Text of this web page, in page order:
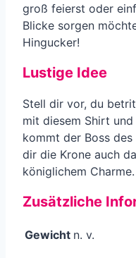
groß feierst oder
Blicke sorgen
Hingucker!
Lustige Idee
Stell dir vor, du
mit diesem Shirt
kommt der Boss
dir die Krone auch
königlichem Charme.
Zusätzliche
Gewicht n. v.